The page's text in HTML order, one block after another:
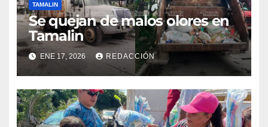
TAMALIN
Se quejan de malos olores en
Tamalin
ENE 17, 2026 REDACCIÓN